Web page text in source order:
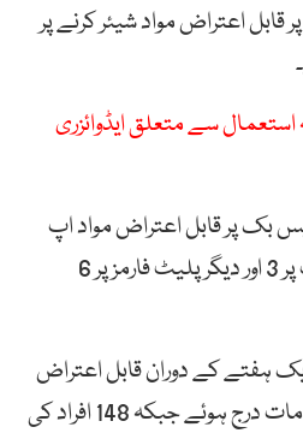
قابل اعتراض مواد شیئر کرنے پر
سے متعلق ایڈوائزری
بک پر قابل اعتراض مواد اپ
لوڈ کرنے کے 16 ، واٹس ایپ پر 3 اور دیگر پلیٹ فارمز پر 6
ہفتے کے دوران قابل اعتراض
مواد شیئر کرنے پر 130 مقدمات درج ہوئے جبکہ 148 افراد کی